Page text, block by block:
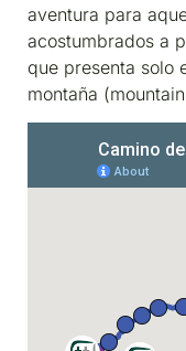
aventura para
acostumbrados a
que presenta solo
montaña